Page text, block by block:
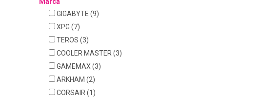
GIGABYTE (9)
XPG (7)
TEROS (3)
COOLER MASTER (3)
GAMEMAX (3)
ARKHAM (2)
CORSAIR (1)